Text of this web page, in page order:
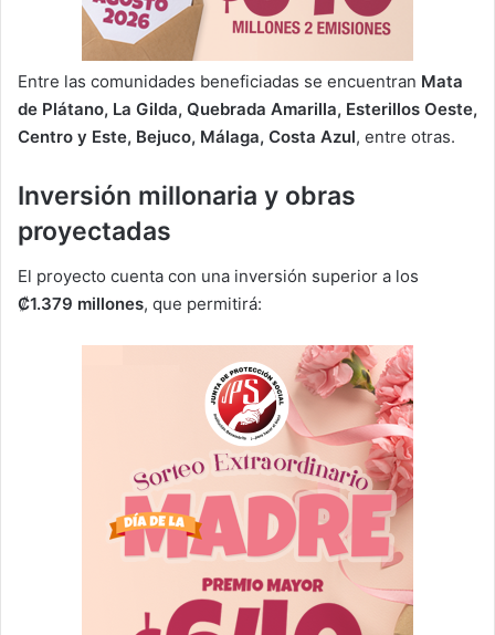
Entre las comunidades beneficiadas se encuentran Mata
de Plátano, La Gilda, Quebrada Amarilla, Esterillos Oeste,
Centro y Este, Bejuco, Málaga, Costa Azul, entre otras.
Inversión millonaria y obras
proyectadas
El proyecto cuenta con una inversión superior a los
₡1.379 millones, que permitirá: